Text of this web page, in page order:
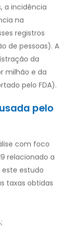
a incidência
na
registros
de pessoas). A
da
milhão e da
pelo FDA).
pelo
com foco
relacionado a
estudo
taxas obtidas